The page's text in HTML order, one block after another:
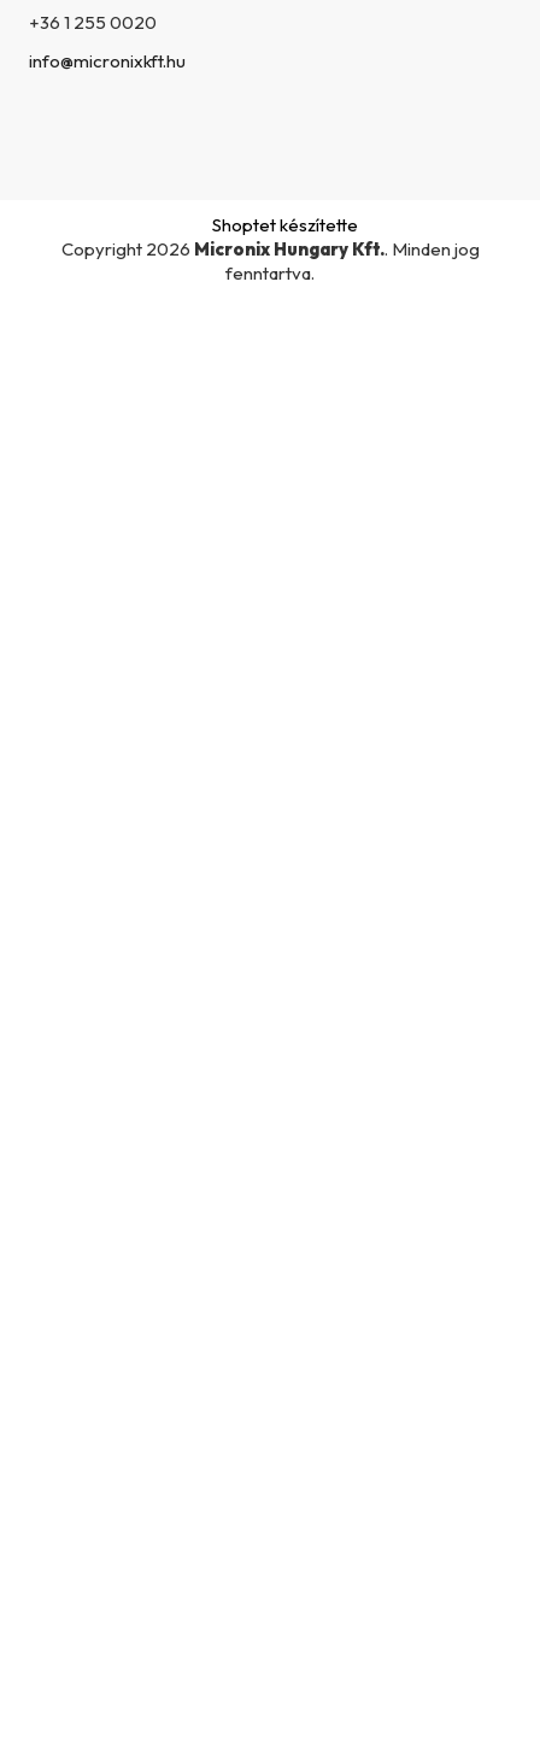
+36 1 255 0020
info@micronixkft.hu
Shoptet készítette
Copyright 2026 Micronix Hungary Kft.. Minden jog
fenntartva.